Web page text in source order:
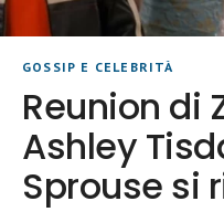
GOSSIP E CELEBRITÀ
Reunion di
Ashley
Sprouse si